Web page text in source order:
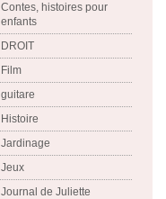
Contes, histoires pour
enfants
DROIT
Film
guitare
Histoire
Jardinage
Jeux
Journal de Juliette